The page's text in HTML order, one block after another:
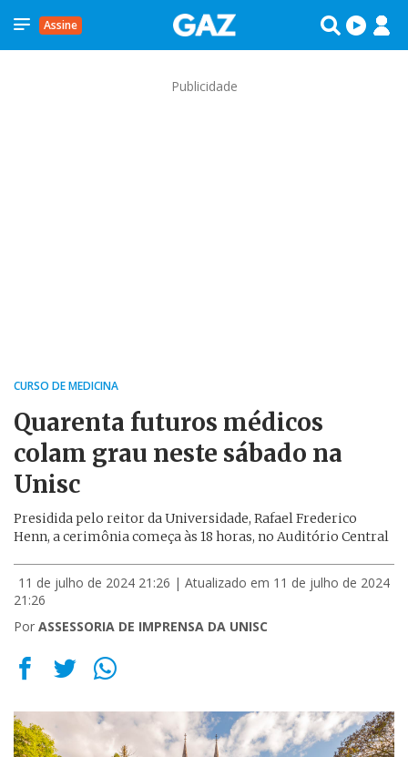
Assine
Publicidade
CURSO DE MEDICINA
Quarenta futuros médicos
colam grau neste sábado na
Unisc
Presidida pelo reitor da Universidade, Rafael Frederico
Henn, a cerimônia começa às 18 horas, no Auditório Central
11 de julho de 2024 21:26 | Atualizado em 11 de julho de 2024
21:26
Por ASSESSORIA DE IMPRENSA DA UNISC